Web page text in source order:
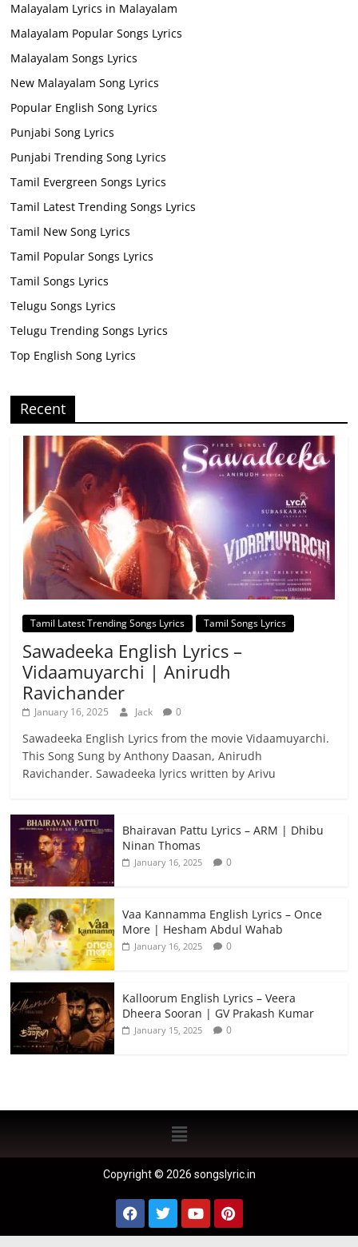
Malayalam Lyrics in Malayalam
Malayalam Popular Songs Lyrics
Malayalam Songs Lyrics
New Malayalam Song Lyrics
Popular English Song Lyrics
Punjabi Song Lyrics
Punjabi Trending Song Lyrics
Tamil Evergreen Songs Lyrics
Tamil Latest Trending Songs Lyrics
Tamil New Song Lyrics
Tamil Popular Songs Lyrics
Tamil Songs Lyrics
Telugu Songs Lyrics
Telugu Trending Songs Lyrics
Top English Song Lyrics
Recent
Tamil Latest Trending Songs Lyrics Tamil Songs Lyrics
Sawadeeka English Lyrics –
Vidaamuyarchi | Anirudh
Ravichander
January 16, 2025 Jack 0
Sawadeeka English Lyrics from the movie Vidaamuyarchi.
This Song Sung by Anthony Daasan, Anirudh
Ravichander. Sawadeeka lyrics written by Arivu
Bhairavan Pattu Lyrics – ARM | Dhibu
Ninan Thomas
January 16, 2025 0
Vaa Kannamma English Lyrics – Once
More | Hesham Abdul Wahab
January 16, 2025 0
Kalloorum English Lyrics – Veera
Dheera Sooran | GV Prakash Kumar
January 15, 2025 0
Copyright © 2026 songslyric.in